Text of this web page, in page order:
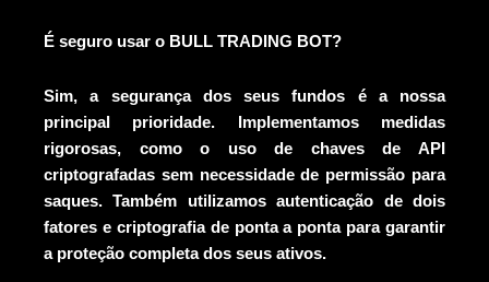
É seguro usar o BULL TRADING BOT?
Sim, a segurança dos seus fundos é a nossa
principal prioridade. Implementamos medidas
rigorosas, como o uso de chaves de API
criptografadas sem necessidade de permissão para
saques. Também utilizamos autenticação de dois
fatores e criptografia de ponta a ponta para garantir
a proteção completa dos seus ativos.